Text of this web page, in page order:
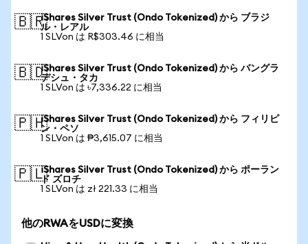
🇧🇷iShares Silver Trust (Ondo Tokenized) から ブラジ
ル・レアル
1 SLVon は R$303.46 に相当
🇧🇩iShares Silver Trust (Ondo Tokenized) から バングラ
デシュ・タカ
1 SLVon は ৳7,336.22 に相当
🇵🇭iShares Silver Trust (Ondo Tokenized) から フィリピ
ン・ペソ
1 SLVon は ₱3,615.07 に相当
🇵🇱iShares Silver Trust (Ondo Tokenized) から ポーラン
ド ズロチ
1 SLVon は zł 221.33 に相当
他のRWAをUSDに変換